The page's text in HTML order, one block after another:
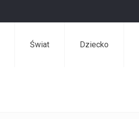
Świat Dziecko